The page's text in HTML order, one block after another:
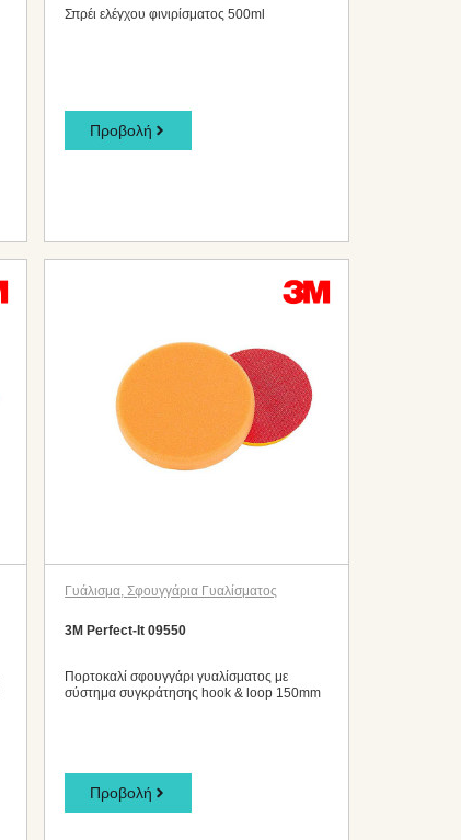
Σπρέι ελέγχου φινιρίσματος 500ml
Προβολή
Γυάλισμα ,Σφουγγάρια Γυαλίσματος
3M Perfect-It 09550
Πορτοκαλί σφουγγάρι γυαλίσματος με
σύστημα συγκράτησης hook & loop 150mm
Προβολή